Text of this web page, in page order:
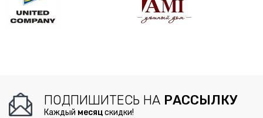
ПОДПИШИТЕСЬ НА РАССЫЛКУ
Каждый месяцскидки!